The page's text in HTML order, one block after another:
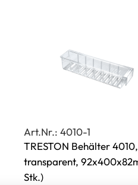
Art.Nr.: 4010-1
TRESTON Behälter 4010,
transparent,
Stk.)